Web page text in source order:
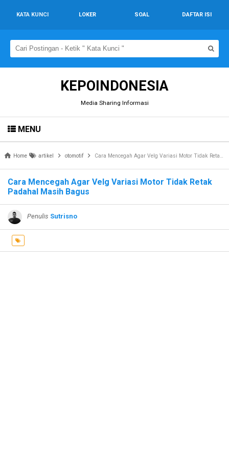
KATA KUNCI LOKER SOAL DAFTAR ISI
KEPOINDONESIA
Media Sharing Informasi
MENU
Home artikel otomotif Cara Mencegah Agar Velg Variasi Motor Tidak Retak Padahal Masih Bagus
Cara Mencegah Agar Velg Variasi Motor Tidak Retak
Padahal Masih Bagus
Penulis Sutrisno